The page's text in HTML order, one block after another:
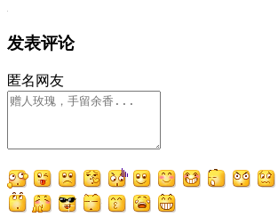
发表评论
匿名网友